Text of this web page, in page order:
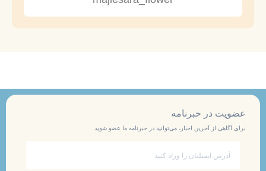
عضویت در خبرنامه
برای آگاهی از آخرین اخبار، می‌توانید در خبرنامه ما عضو شوید